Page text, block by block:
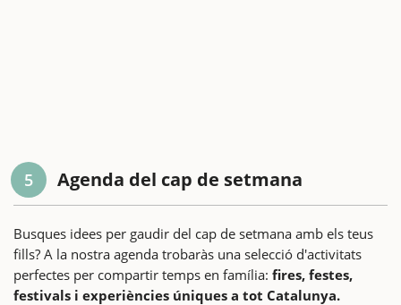
5 Agenda del cap de setmana
Busques idees per gaudir del cap de setmana amb els teus
fills? A la nostra agenda trobaràs una selecció d'activitats
perfectes per compartir temps en família: fires, festes,
festivals i experiències úniques a tot Catalunya.